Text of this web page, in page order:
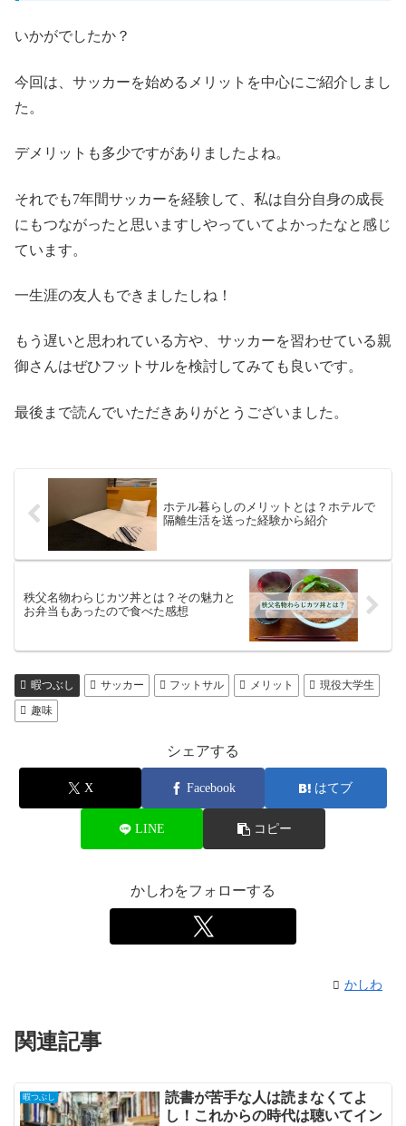
いかがでしたか？
今回は、サッカーを始めるメリットを中心にご紹介しまし
た。
デメリットも多少ですがありましたよね。
それでも7年間サッカーを経験して、私は自分自身の成長
にもつながったと思いますしやっていてよかったなと感じ
ています。
一生涯の友人もできましたしね！
もう遅いと思われている方や、サッカーを習わせている親
御さんはぜひフットサルを検討してみても良いです。
最後まで読んでいただきありがとうございました。
ホテル暮らしのメリットとは？ホテルで
隔離生活を送った経験から紹介
秩父名物わらじカツ丼とは？その魅力と
お弁当もあったので食べた感想
暇つぶし サッカー フットサル メリット
現役大学生
趣味
シェアする
X Facebook はてブ
LINE コピー
かしわをフォローする
かしわ
関連記事
暇つぶし
読書が苦手な人は読まなくてよ
し！これからの時代は聴いてイン